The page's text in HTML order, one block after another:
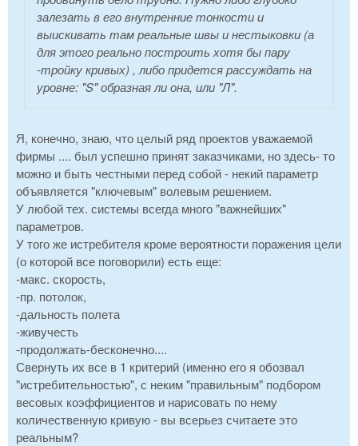
залезать в его внутренние тонкости и
выискивать там реальные швы и нестыковки (а
для этого реально построить хотя бы пару
-тройку кривых) , либо придется рассуждать на
уровне: "S" образная ли она, или "Л".
Я, конечно, знаю, что целый ряд проектов уважаемой
фирмы .... был успешно принят заказчиками, но здесь- то
можно и быть честными перед собой - некий параметр
объявляется "ключевым" волевым решением.
У любой тех. системы всегда много "важнейших"
параметров.
У того же истребителя кроме вероятности поражения цели
(о которой все поговорили) есть еще:
-макс. скорость,
-пр. потолок,
-дальность полета
-живучесть
-продолжать-бесконечно....
Свернуть их все в 1 критерий (именно его я обозвал
"истребительностью", с неким "правильным" подбором
весовых коэффициентов и нарисовать по нему
количественную кривую - вы всерьез считаете это
реальным?